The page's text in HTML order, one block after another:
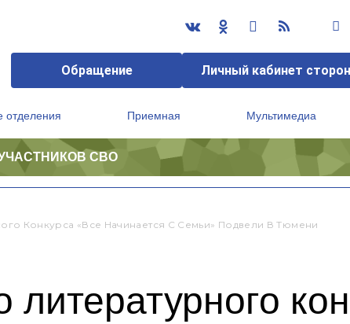
Обращение Личный кабинет
отделения Приемная Мультимедиа
СВО
Конкурса «Все Начинается С Семьи» Подвели В Тюмени
литературного